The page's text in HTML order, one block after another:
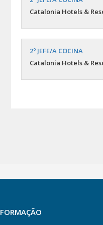
Catalonia Hotels &
2º JEFE/A COCINA
Catalonia Hotels &
FORMAÇÃO